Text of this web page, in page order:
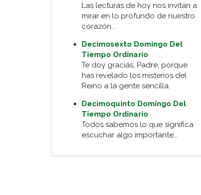
Las lecturas de hoy nos invitan a
mirar en lo profundo de nuestro
corazón...
Decimosexto Domingo Del
Tiempo Ordinario
Te doy gracias, Padre, porque
has revelado los misterios del
Reino a la gente sencilla.
Decimoquinto Domingo Del
Tiempo Ordinario
Todos sabemos lo que significa
escuchar algo importante...